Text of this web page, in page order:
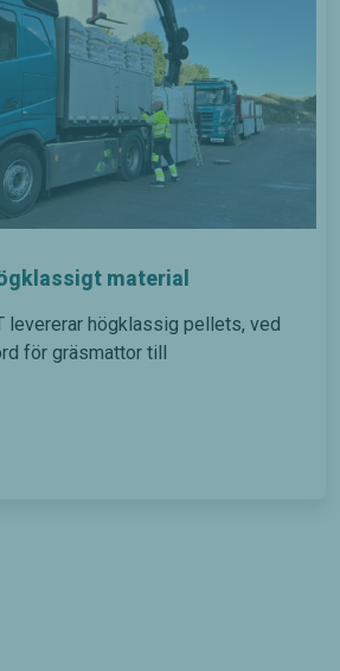
material
levererar högklassig pellets, ved
för gräsmattor till